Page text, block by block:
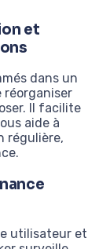
et
dans un
réorganiser
Il facilite
aide à
régulière,
utilisateur et